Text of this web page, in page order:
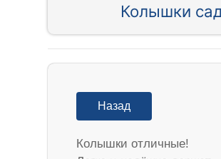
Колышки
Назад
Колышки отличные!